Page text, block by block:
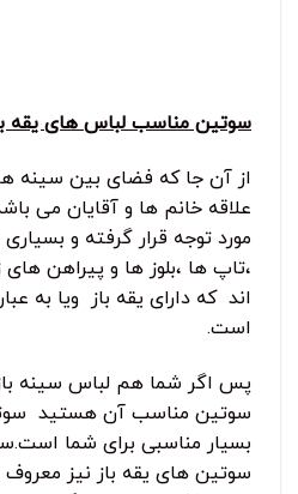
سوتین مناسب لباس های یقه
از آن جا که فضای بین سینه
علاقه خانم ها و آقایان می
مورد توجه قرار گرفته و
،تاپ ها ،بلوز ها و پیراهن
اند که دارای یقه باز ویا به
است.
پس اگر شما هم لباس سینه
سوتین مناسب آن هستید
بسیار مناسبی برای شما
سوتین های یقه باز نیز